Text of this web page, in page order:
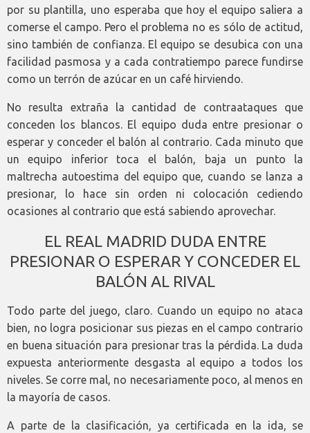
por su plantilla, uno esperaba que hoy el equipo saliera a
comerse el campo. Pero el problema no es sólo de actitud,
sino también de confianza. El equipo se desubica con una
facilidad pasmosa y a cada contratiempo parece fundirse
como un terrón de azúcar en un café hirviendo.
No resulta extraña la cantidad de contraataques que
conceden los blancos. El equipo duda entre presionar o
esperar y conceder el balón al contrario. Cada minuto que
un equipo inferior toca el balón, baja un punto la
maltrecha autoestima del equipo que, cuando se lanza a
presionar, lo hace sin orden ni colocación cediendo
ocasiones al contrario que está sabiendo aprovechar.
EL REAL MADRID DUDA ENTRE
PRESIONAR O ESPERAR Y CONCEDER EL
BALÓN AL RIVAL
Todo parte del juego, claro. Cuando un equipo no ataca
bien, no logra posicionar sus piezas en el campo contrario
en buena situación para presionar tras la pérdida. La duda
expuesta anteriormente desgasta al equipo a todos los
niveles. Se corre mal, no necesariamente poco, al menos en
la mayoría de casos.
A parte de la clasificación, ya certificada en la ida, se